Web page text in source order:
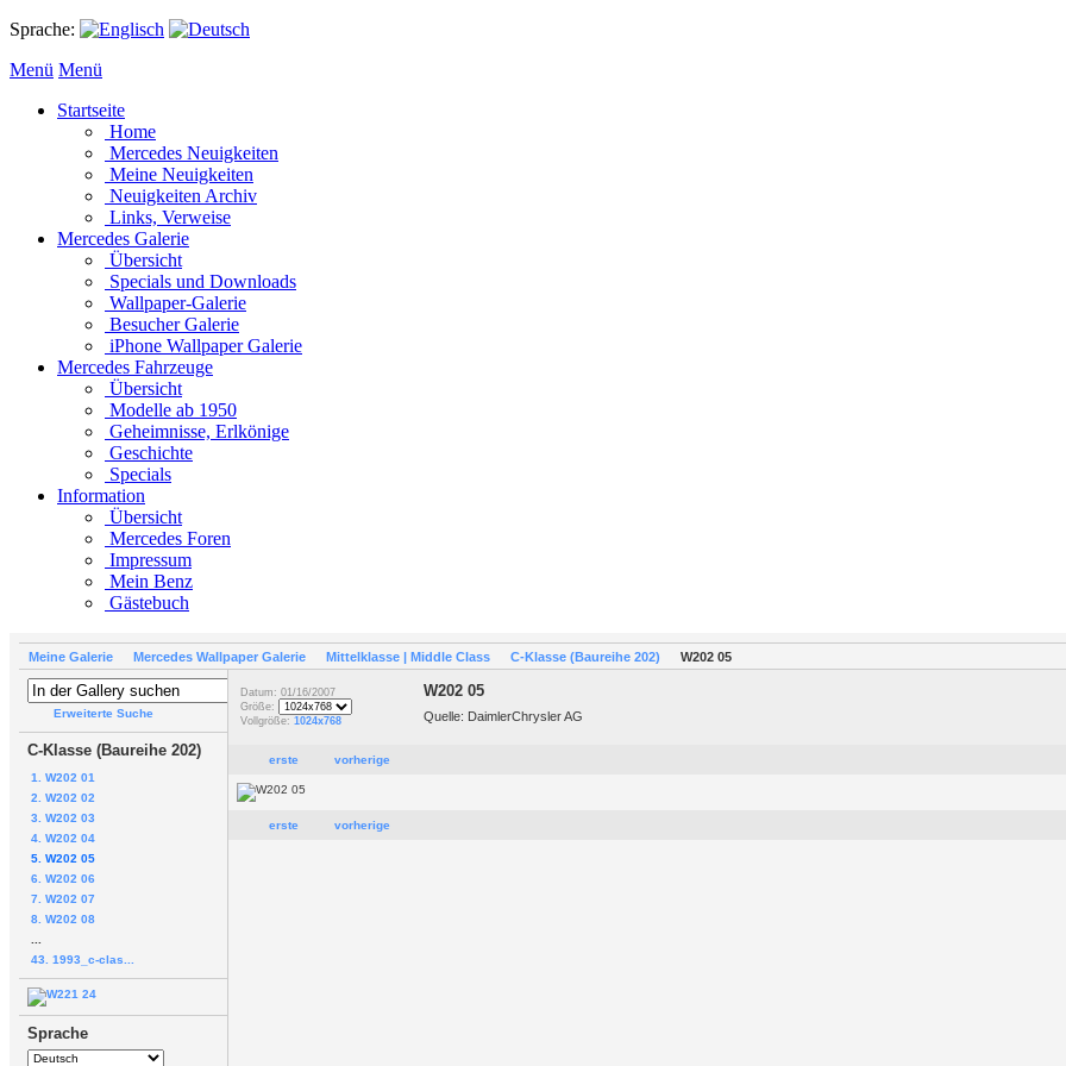
Sprache:
Menü Menü
Startseite
Home
Mercedes Neuigkeiten
Meine Neuigkeiten
Neuigkeiten Archiv
Links, Verweise
Mercedes Galerie
Übersicht
Specials und Downloads
Wallpaper-Galerie
Besucher Galerie
iPhone Wallpaper Galerie
Mercedes Fahrzeuge
Übersicht
Modelle ab 1950
Geheimnisse, Erlkönige
Geschichte
Specials
Information
Übersicht
Mercedes Foren
Impressum
Mein Benz
Gästebuch
Meine Galerie Mercedes Wallpaper Galerie Mittelklasse | Middle Class C-Klasse (Baureihe 202) W202 05
Erweiterte Suche
C-Klasse (Baureihe 202)
1. W202 01
2. W202 02
3. W202 03
4. W202 04
5. W202 05
6. W202 06
7. W202 07
8. W202 08
43. 1993_c-clas...
Sprache
Datum: 01/16/2007
Größe:
Vollgröße: 1024x768
W202 05
Quelle: DaimlerChrysler AG
erste vorherige
erste vorherige